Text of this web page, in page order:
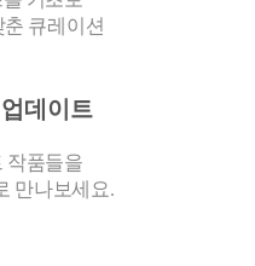
큐레이션
데이트
작품들을
만나보세요.